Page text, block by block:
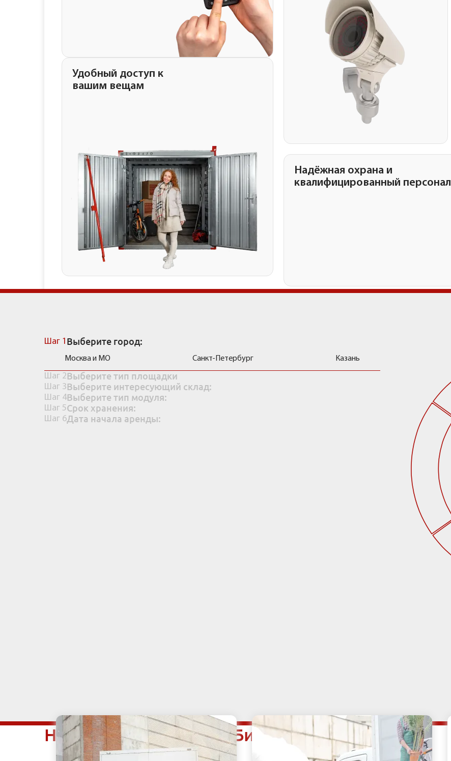
Удобный доступ к
вашим вещам
Надёжная охрана и
квалифицированный персонал
Шаг 1 Выберите город:
Москва и МО Санкт-Петербург Казань
Шаг 2Выберите тип площадки
Шаг 3Выберите интересующий склад:
Шаг 4Выберите тип модуля:
Шаг 5Срок хранения:
Шаг 6Дата начала аренды:
Наши услуги в районе Бирюлёво Восточное